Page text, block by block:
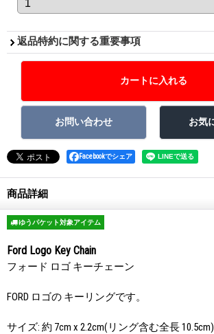
返品特約に関する重要事項
Facebookでシェア
商品詳細
ゆうパケット対象アイテム
Ford Logo Key Chain
フォード ロゴ キーチェーン
FORD ロゴの キーリングです。
サイズ: 約 7cm x 2.2cm(リング含む全長 10.5cm)